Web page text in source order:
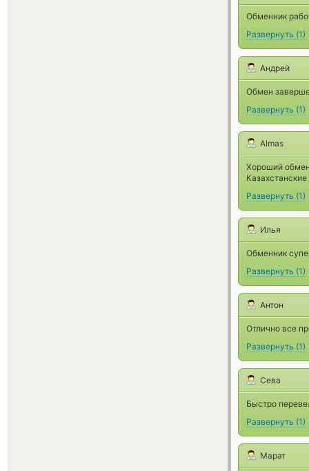
Обменник
Развернуть (1)
Андрей
Обмен
Развернуть (1)
Almas
Хороший
Развернуть (1)
Илья
Обменник
Развернуть (1)
Антон
Отлично все
Развернуть (1)
Сева
Быстро
Развернуть (1)
Марат